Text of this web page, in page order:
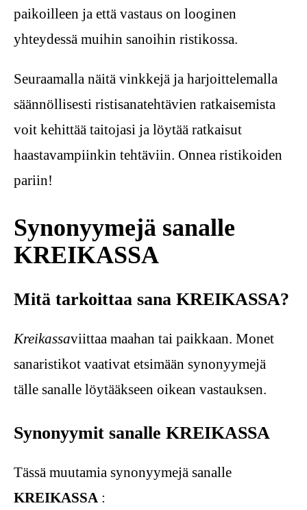
paikoilleen ja että vastaus on looginen
yhteydessä muihin sanoihin ristikossa.
Seuraamalla näitä vinkkejä ja harjoittelemalla
säännöllisesti ristisanatehtävien ratkaisemista
voit kehittää taitojasi ja löytää ratkaisut
haastavampiinkin tehtäviin. Onnea ristikoiden
pariin!
Synonyymejä sanalle
KREIKASSA
Mitä tarkoittaa sana KREIKASSA?
Kreikassaviittaa maahan tai paikkaan. Monet
sanaristikot vaativat etsimään synonyymejä
tälle sanalle löytääkseen oikean vastauksen.
Synonyymit sanalle KREIKASSA
Tässä muutamia synonyymejä sanalle
KREIKASSA :